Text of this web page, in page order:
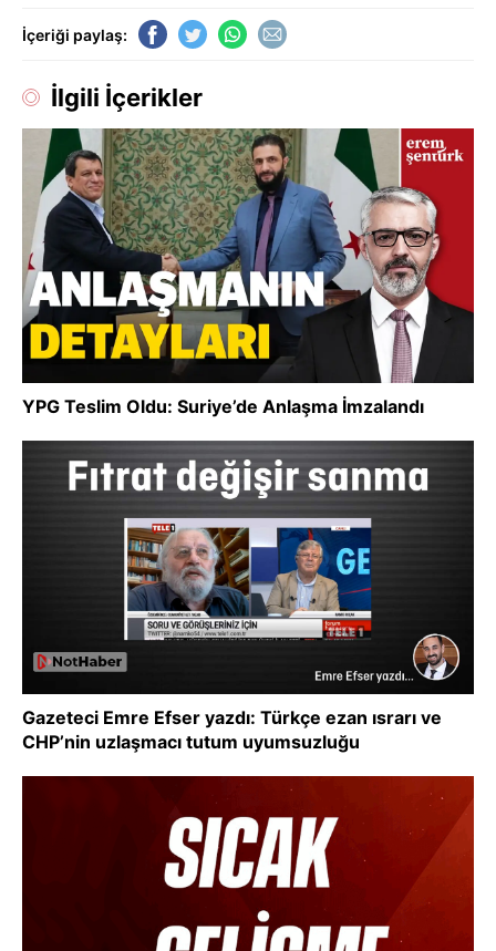
İçeriği paylaş:
İlgili İçerikler
YPG Teslim Oldu: Suriye’de Anlaşma İmzalandı
Gazeteci Emre Efser yazdı: Türkçe ezan ısrarı ve
CHP’nin uzlaşmacı tutum uyumsuzluğu